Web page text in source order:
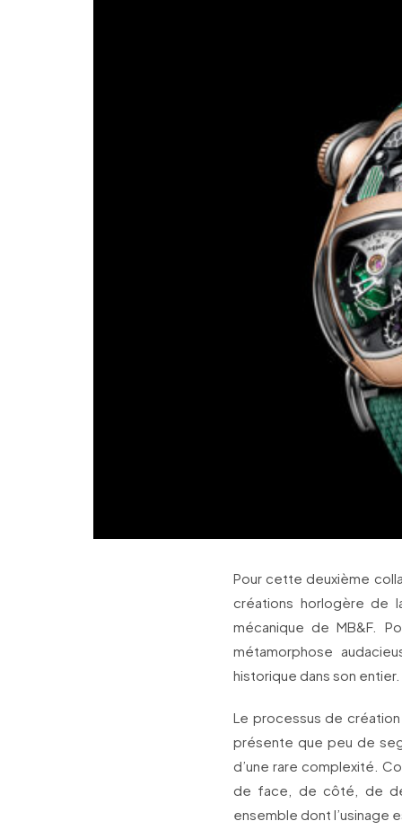
Pour cette deuxième
créations horlogère de
mécanique de MB&F.
métamorphose
historique dans son entier.
Le processus de
présente que peu de
d’une rare complexité.
de face, de côté, de
ensemble dont l’usinage